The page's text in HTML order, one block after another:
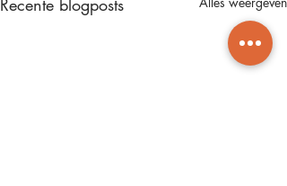
Recente blogposts